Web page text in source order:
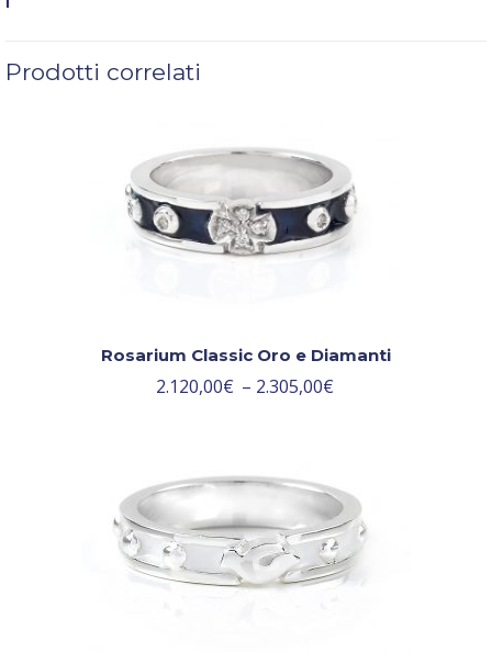
Prodotti correlati
Rosarium Classic Oro e Diamanti
2.120,00€ – 2.305,00€